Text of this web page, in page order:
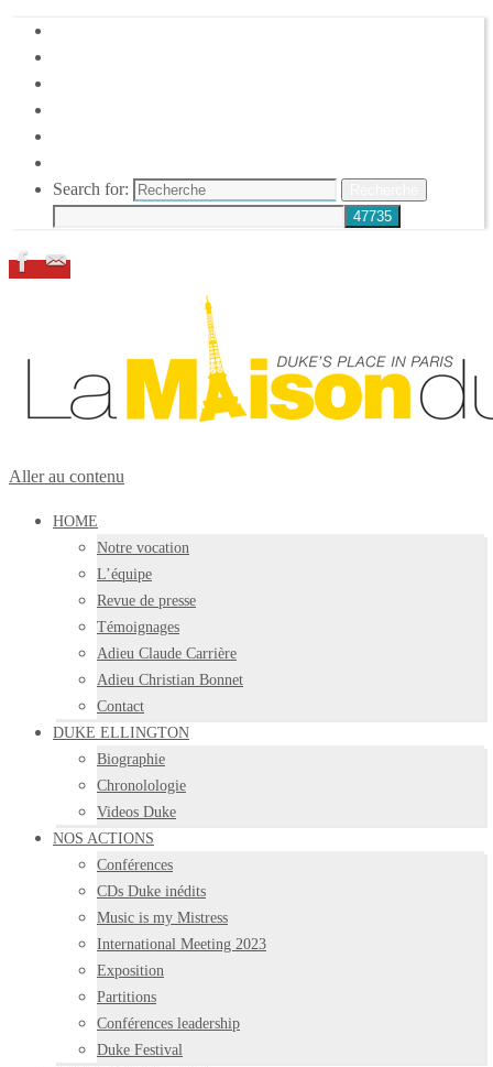
Search for:
Aller au contenu
HOME
Notre vocation
L’équipe
Revue de presse
Témoignages
Adieu Claude Carrière
Adieu Christian Bonnet
Contact
DUKE ELLINGTON
Biographie
Chronolologie
Videos Duke
NOS ACTIONS
Conférences
CDs Duke inédits
Music is my Mistress
International Meeting 2023
Exposition
Partitions
Conférences leadership
Duke Festival